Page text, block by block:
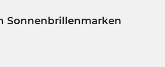
Sonnenbrillenmarken